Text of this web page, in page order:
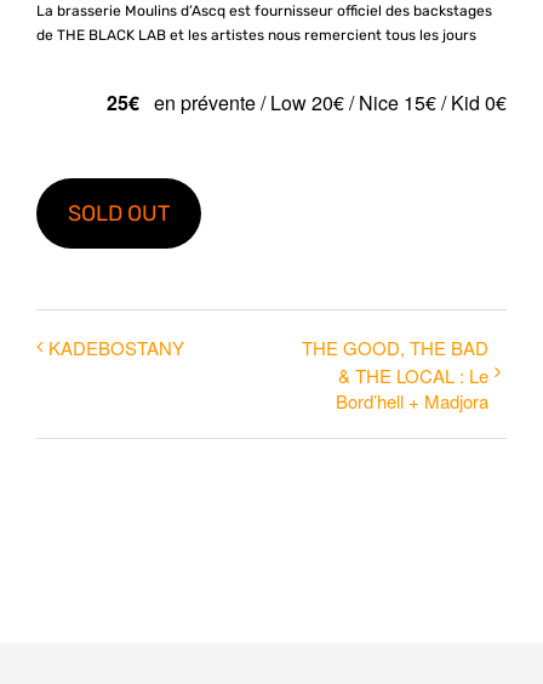
La brasserie Moulins d’Ascq est fournisseur officiel des backstages
de THE BLACK LAB et les artistes nous remercient tous les jours
25€ en prévente / Low 20€ / Nice 15€ / Kid 0€
SOLD OUT
KADEBOSTANY
THE GOOD, THE BAD
& THE LOCAL : Le
Bord’hell + Madjora